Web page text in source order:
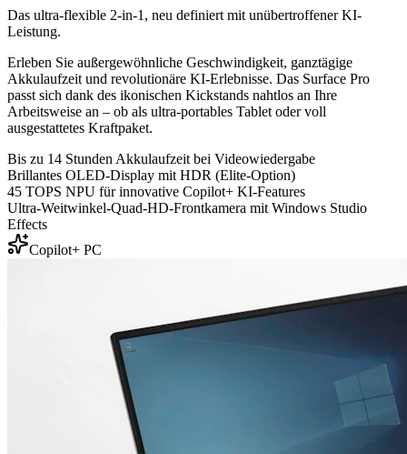
Das ultra-flexible 2-in-1, neu definiert mit unübertroffener KI-
Leistung.
Erleben Sie außergewöhnliche Geschwindigkeit, ganztägige
Akkulaufzeit und revolutionäre KI-Erlebnisse. Das Surface Pro
passt sich dank des ikonischen Kickstands nahtlos an Ihre
Arbeitsweise an – ob als ultra-portables Tablet oder voll
ausgestattetes Kraftpaket.
Bis zu 14 Stunden Akkulaufzeit bei Videowiedergabe
Brillantes OLED-Display mit HDR (Elite-Option)
45 TOPS NPU für innovative Copilot+ KI-Features
Ultra-Weitwinkel-Quad-HD-Frontkamera mit Windows Studio
Effects
Copilot+ PC